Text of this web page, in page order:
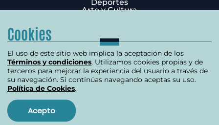
Deportes
Arte y Cultura
Términos y condiciones
Política de privacidad
Política de cookies
Contáctenos
Carrera 7 # 75-51 Edificio Terpel Oficina 501
Copyright 2026 | Derechos reservados
Cookies
El uso de este sitio web implica la aceptación de los
Términos y condiciones. Utilizamos cookies propias y de
terceros para mejorar la experiencia del usuario a través de
su navegación. Si continúas navegando aceptas su uso.
Política de Cookies.
Acepto